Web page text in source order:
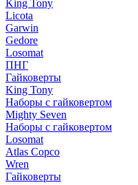
King Tony
Licota
Garwin
Gedore
Losomat
ПНГ
Гайковерты
King Tony
Наборы с гайковертом
Mighty Seven
Наборы с гайковертом
Losomat
Atlas Copco
Wren
Гайковерты